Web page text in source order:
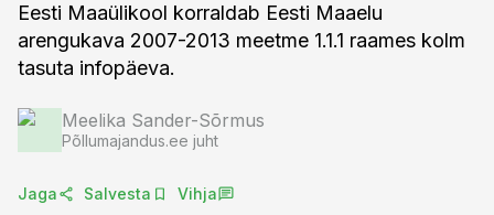
Eesti Maaülikool korraldab Eesti Maaelu
arengukava 2007-2013 meetme 1.1.1 raames kolm
tasuta infopäeva.
Meelika Sander-Sõrmus
Põllumajandus.ee juht
Jaga Salvesta Vihja